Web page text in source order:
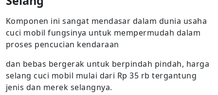
Komponen ini sangat mendasar dalam dunia usaha
cuci mobil fungsinya untuk mempermudah dalam
proses pencucian kendaraan
dan bebas bergerak untuk berpindah pindah, harga
selang cuci mobil mulai dari Rp 35 rb tergantung
jenis dan merek selangnya.